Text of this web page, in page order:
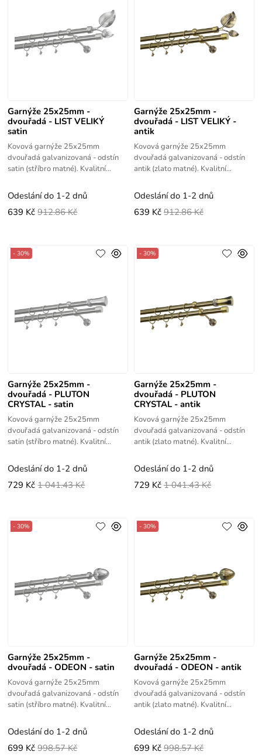
Garnýže 25x25mm -
dvouřadá - LIST VELIKÝ
satin
Kovová garnýže 25x25mm
dvouřadá galvanizovaná - odstín
satin (stříbro matné). Kvalitní
Odeslání do 1-2 dnů
639 Kč 912.86 Kč
Garnýže 25x25mm -
dvouřadá - LIST VELIKÝ -
antik
Kovová garnýže 25x25mm
dvouřadá galvanizovaná - odstín
antik (zlato matné). Kvalitní
Odeslání do 1-2 dnů
639 Kč 912.86 Kč
Garnýže 25x25mm -
dvouřadá - PLUTON
CRYSTAL - satin
Kovová garnýže 25x25mm
dvouřadá galvanizovaná - odstín
satin (stříbro matné). Kvalitní
- 30%
Odeslání do 1-2 dnů
729 Kč 1 041.43 Kč
Garnýže 25x25mm -
dvouřadá - PLUTON
CRYSTAL - antik
Kovová garnýže 25x25mm
dvouřadá galvanizovaná - odstín
antik (zlato matné). Kvalitní
- 30%
Odeslání do 1-2 dnů
729 Kč 1 041.43 Kč
Garnýže 25x25mm -
dvouřadá - ODEON - satin
Kovová garnýže 25x25mm
dvouřadá galvanizovaná - odstín
satin (stříbro matné). Kvalitní
- 30%
Odeslání do 1-2 dnů
699 Kč 998.57 Kč
Garnýže 25x25mm -
dvouřadá - ODEON - antik
Kovová garnýže 25x25mm
dvouřadá galvanizovaná - odstín
antik (zlato matné). Kvalitní
- 30%
Odeslání do 1-2 dnů
699 Kč 998.57 Kč